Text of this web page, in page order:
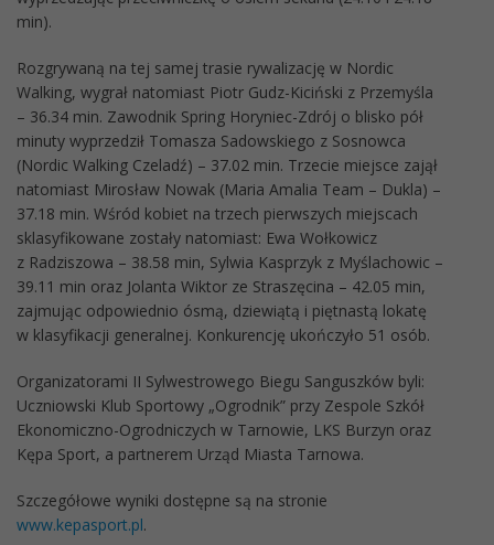
min).
Rozgrywaną na tej samej trasie rywalizację w Nordic
Walking, wygrał natomiast Piotr Gudz-Kiciński z Przemyśla
– 36.34 min. Zawodnik Spring Horyniec-Zdrój o blisko pół
minuty wyprzedził Tomasza Sadowskiego z Sosnowca
(Nordic Walking Czeladź) – 37.02 min. Trzecie miejsce zajął
natomiast Mirosław Nowak (Maria Amalia Team – Dukla) –
37.18 min. Wśród kobiet na trzech pierwszych miejscach
sklasyfikowane zostały natomiast: Ewa Wołkowicz
z Radziszowa – 38.58 min, Sylwia Kasprzyk z Myślachowic –
39.11 min oraz Jolanta Wiktor ze Straszęcina – 42.05 min,
zajmując odpowiednio ósmą, dziewiątą i piętnastą lokatę
w klasyfikacji generalnej. Konkurencję ukończyło 51 osób.
Organizatorami II Sylwestrowego Biegu Sanguszków byli:
Uczniowski Klub Sportowy „Ogrodnik” przy Zespole Szkół
Ekonomiczno-Ogrodniczych w Tarnowie, LKS Burzyn oraz
Kępa Sport, a partnerem Urząd Miasta Tarnowa.
Szczegółowe wyniki dostępne są na stronie
www.kepasport.pl.